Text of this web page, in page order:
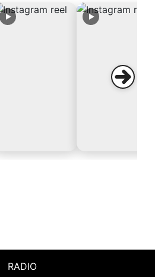
RADIO